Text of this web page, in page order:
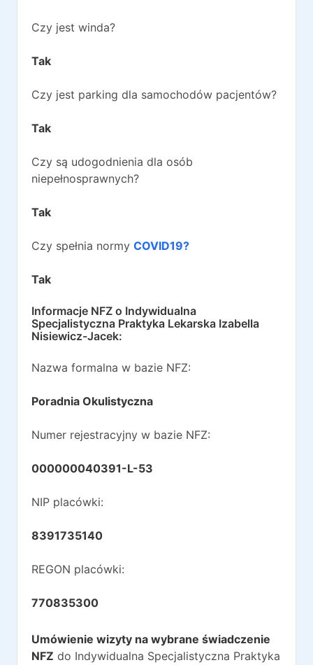
Czy jest winda?
Tak
Czy jest parking dla samochodów pacjentów?
Tak
Czy są udogodnienia dla osób
niepełnosprawnych?
Tak
Czy spełnia normy COVID19?
Tak
Informacje NFZ o Indywidualna
Specjalistyczna Praktyka Lekarska Izabella
Nisiewicz-Jacek:
Nazwa formalna w bazie NFZ:
Poradnia Okulistyczna
Numer rejestracyjny w bazie NFZ:
000000040391-L-53
NIP placówki:
8391735140
REGON placówki:
770835300
Umówienie wizyty na wybrane świadczenie
NFZ do Indywidualna Specjalistyczna Praktyka